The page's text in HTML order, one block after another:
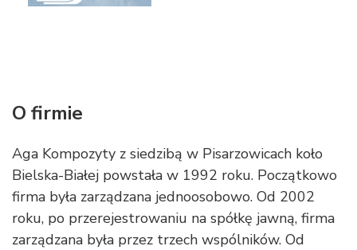
O firmie
Aga Kompozyty z siedzibą w Pisarzowicach koło
Bielska-Białej powstała w 1992 roku. Początkowo
firma była zarządzana jednoosobowo. Od 2002
roku, po przerejestrowaniu na spółkę jawną, firma
zarządzana była przez trzech wspólników. Od